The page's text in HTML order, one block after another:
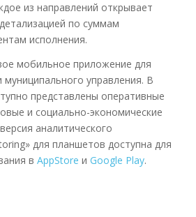
из направлений открывает
по суммам
исполнения.
мобильное приложение для
муниципального управления. В
представлены оперативные
и социально-экономические
аналитического
для планшетов доступна для
в AppStore и Google Play.